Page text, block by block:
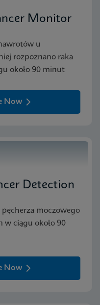
Monitor
u
rozpoznano raka
około 90 minut
Now
Detection
moczowego
w ciągu około 90
Now